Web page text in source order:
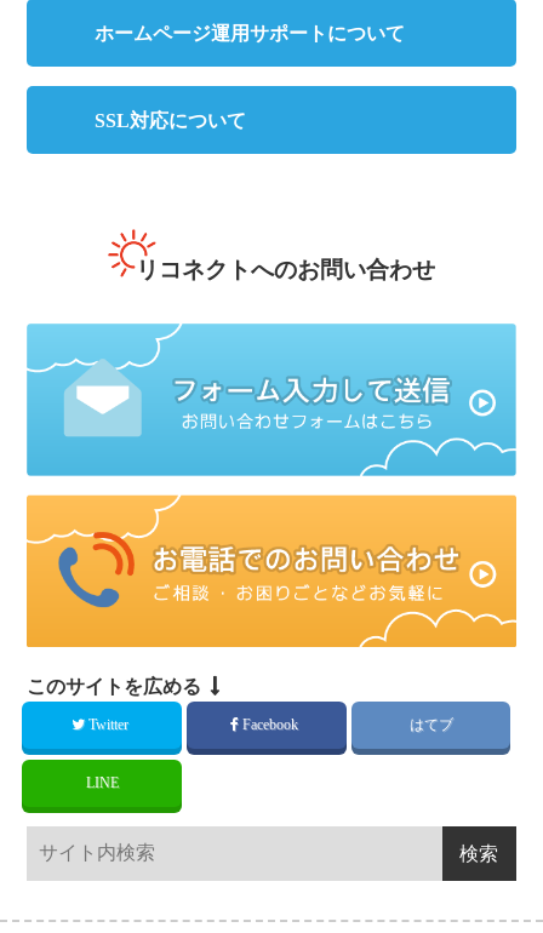
ホームページ運用サポートについて
SSL対応について
リコネクトへのお問い合わせ
このサイトを広める
Twitter Facebook はてブ
LINE